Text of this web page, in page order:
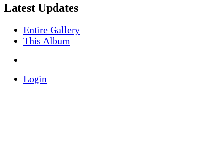
Latest Updates
Entire Gallery
This Album
Login